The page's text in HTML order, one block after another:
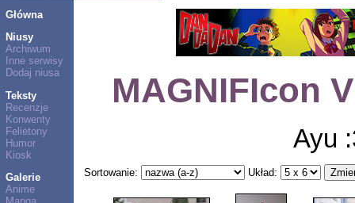
Główna
Niusy
Archiwum
Inne serwisy
Dodaj niusa
Teksty
Recenzje
Konwenty
Felietony
Humor
Kiosk
Galerie
Anime
MAGNIFIcon
Ayu
Sortowanie: Układ: